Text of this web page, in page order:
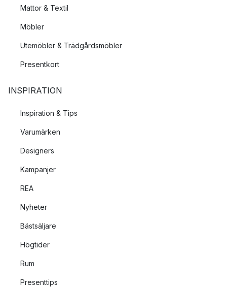
Mattor & Textil
Möbler
Utemöbler & Trädgårdsmöbler
Presentkort
INSPIRATION
Inspiration & Tips
Varumärken
Designers
Kampanjer
REA
Nyheter
Bästsäljare
Högtider
Rum
Presenttips